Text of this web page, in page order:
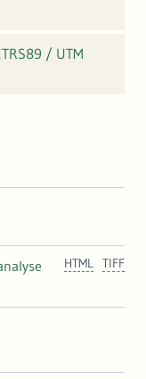
/ UTM
TIFF
HTML